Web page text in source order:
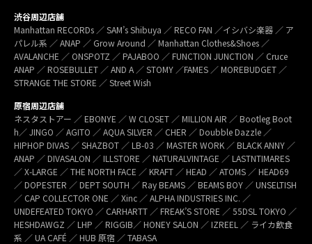
渋谷周辺店舗
Manhattan RECORDs ／ SAM’s Shibuya ／ RECO FAN ／イシバシ楽器 ／ ア
パレル系 ／ ANAP ／ Grow Around ／ Manhattan Clothes&Shoes ／
AVALANCHE ／ ONSPOTZ ／ PAJABOO ／ FUNCTION JUNCTION ／ Cruce
ANAP ／ ROSEBULLET ／ AND A ／ STOMY ／FAMES ／ MOREBUDGET ／
STRANGE THE STORE ／ Street Wish
原宿周辺店舗
ネスタストアー ／ EBONYE ／ W CLOSET ／ MILLION AIR ／ Bootleg Boot
h／ JINGO ／ AGITO ／ AQUA SILVER ／ CHER ／ Doubble Dazzle ／
HIPHOP DIVAS ／ SHAZBOT ／ LB-03 ／ MASTER WORK ／ BLACK ANNY ／
ANAP ／ DIVASALON ／ ILLSTORE ／ NATURALVINTAGE ／ LASTNTIMARES
／ X-LARGE ／ THE NORTH FACE ／ KRAFT ／ HEAD ／ ATOMS ／ HEAD69
／ DOPESTER ／ DEPT SOUTH ／ Ray BEAMS ／ BEAMS BOY ／ UNSELTISH
／ CAP COLLECTOR ONE ／ Xinc ／ ALPHA INDUSTRIES INC. ／
UNDEFEATED TOKYO ／ CARHARTT ／ FREAK’S STORE ／ 55DSL TOKYO ／
HESHDAWGZ ／ LHP ／ RIGGIB／ HONEY SALON ／ IZREEL ／ ライカ飲食
系 ／ UA CAFÉ ／ HUB 原宿 ／ TABASA